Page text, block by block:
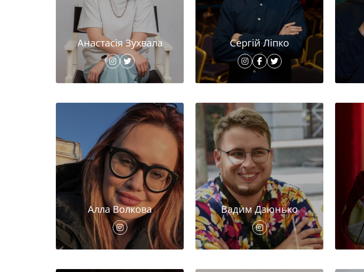
Анастасія Зухвала Сергій Ліпко
Алла Волкова Вадим Дзюнько